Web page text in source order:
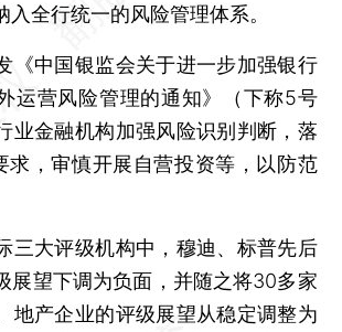
入全行统一的风险管理体系。
中国银监会关于进一步加强银行
运营风险管理的通知》（下称5号
业金融机构加强风险识别判断，落
求，审慎开展自营投资等，以防范
大评级机构中，穆迪、标普先后
展望下调为负面，并随之将30多家
地产企业的评级展望从稳定调整为